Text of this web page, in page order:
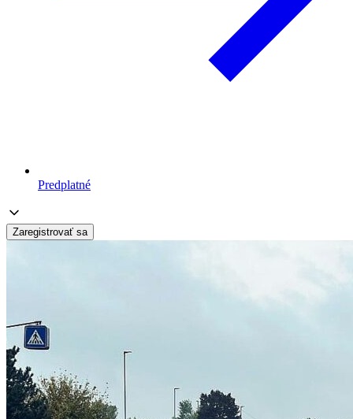
Predplatné
Zaregistrovať sa